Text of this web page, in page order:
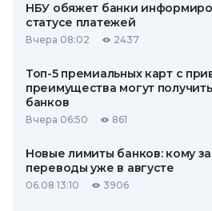
НБУ обяжет банки
статусе платежей
Вчера 08:02 2437
Топ-5 премиальных карт с
преимущества могут
банков
Вчера 06:50 861
Новые лимиты банков: кому
переводы уже в августе
06.08 13:10 3906